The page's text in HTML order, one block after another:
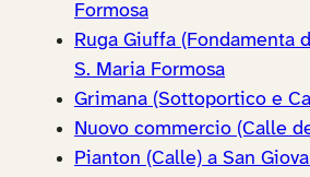
Formosa
Ruga Giuffa (Fondamenta
S. Maria Formosa
Grimana (Sottoportico e
Nuovo commercio (Calle
Pianton (Calle) a San